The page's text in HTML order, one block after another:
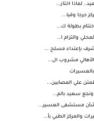
لماذا اختار...
جرجا وقيا...
بطولة ك...
والتزام ا...
بإعتداء مسلح ...
مشروب ال...
علي المصابين...
سعيد بالم...
مستشفى العسير...
والمركز الطبي بأ...